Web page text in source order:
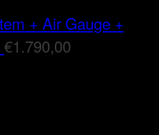
+ Air Gauge +
€1.790,00